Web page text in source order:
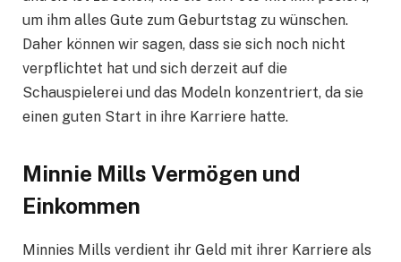
um ihm alles Gute zum Geburtstag zu wünschen.
Daher können wir sagen, dass sie sich noch nicht
verpflichtet hat und sich derzeit auf die
Schauspielerei und das Modeln konzentriert, da sie
einen guten Start in ihre Karriere hatte.
Minnie Mills Vermögen und
Einkommen
Minnies Mills verdient ihr Geld mit ihrer Karriere als